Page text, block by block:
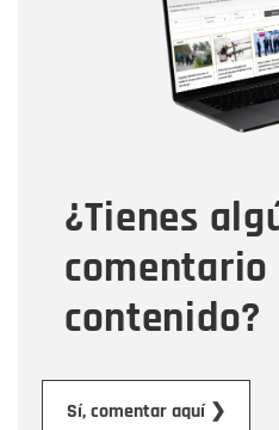
¿Tienes
comentario
contenido?
Sí, comentar aquí ❯
Correo electrónico
Tipo de comentario
Mensaje